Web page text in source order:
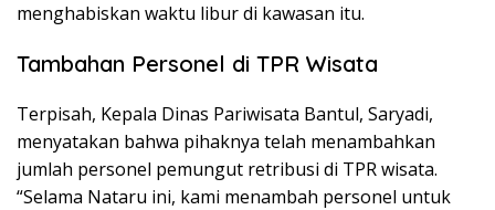
menghabiskan waktu libur di kawasan itu.
Tambahan Personel di TPR Wisata
Terpisah, Kepala Dinas Pariwisata Bantul, Saryadi,
menyatakan bahwa pihaknya telah menambahkan
jumlah personel pemungut retribusi di TPR wisata.
“Selama Nataru ini, kami menambah personel untuk